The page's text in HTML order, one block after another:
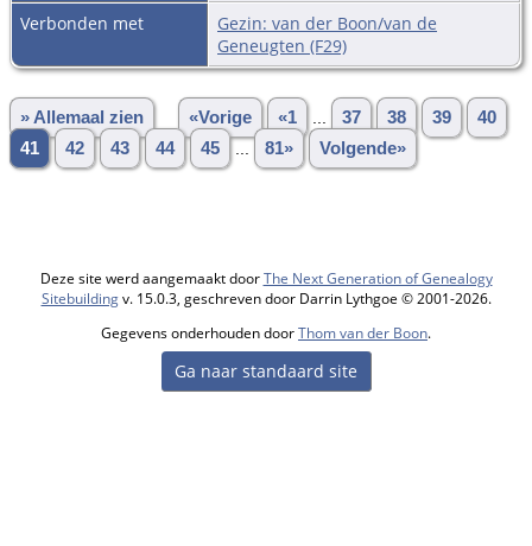
Verbonden met
Gezin: van der Boon/van de
Geneugten (F29)
» Allemaal zien «Vorige «1 37 38 39
40
41
42 43 44 45 81» Volgende»
Deze site werd aangemaakt doorThe Next Generation of Genealogy
Sitebuildingv. 15.0.3, geschreven door Darrin Lythgoe © 2001-2026.
Gegevens onderhouden doorThom van der Boon.
Ga naar standaard site